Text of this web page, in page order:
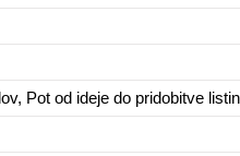
Pot od ideje do pridobitve